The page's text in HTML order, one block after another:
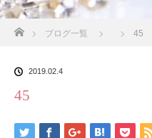
ブログ一覧 45
2019.02.4
45